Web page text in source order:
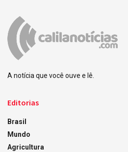
A notícia que você ouve e lê.
Editorias
Brasil
Mundo
Agricultura